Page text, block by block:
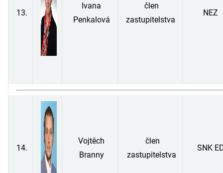
13.
Ivana
Penkalová
člen
zastupitelstva
NEZ
14.
Vojtěch
Branny
člen
zastupitelstva
SNK